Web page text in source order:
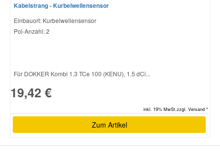
Kabelstrang - Kurbelwellensensor
Einbauort: Kurbelwellensensor
Pol-Anzahl: 2
Für DOKKER Kombi 1.3 TCe 100 (KENU), 1.5 dCi...
19,42 €
inkl. 19% MwSt.zzgl. Versand *
Zum Artikel